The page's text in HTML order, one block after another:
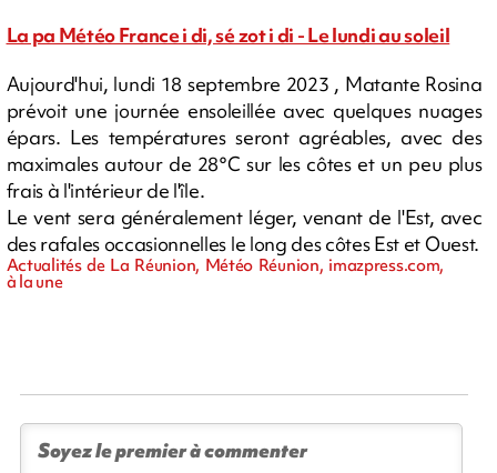
La pa Météo France i di, sé zot i di - Le lundi au soleil
Aujourd'hui, lundi 18 septembre 2023 , Matante Rosina
prévoit une journée ensoleillée avec quelques nuages
épars. Les températures seront agréables, avec des
maximales autour de 28°C sur les côtes et un peu plus
frais à l'intérieur de l'île.
Le vent sera généralement léger, venant de l'Est, avec
des rafales occasionnelles le long des côtes Est et Ouest.
Actualités de La Réunion, Météo Réunion, imazpress.com,
à la une